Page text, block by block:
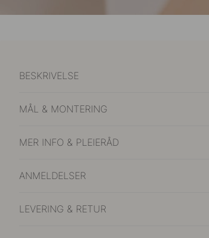
BESKRIVELSE
MÅL & MONTERING
MER INFO & PLEIERÅD
ANMELDELSER
LEVERING & RETUR